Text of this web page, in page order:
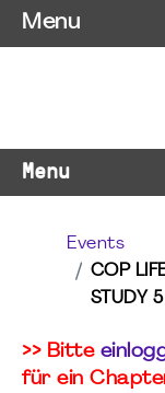
Menu
Events
COP
STUDY
>> Bitte
für ein
Menu